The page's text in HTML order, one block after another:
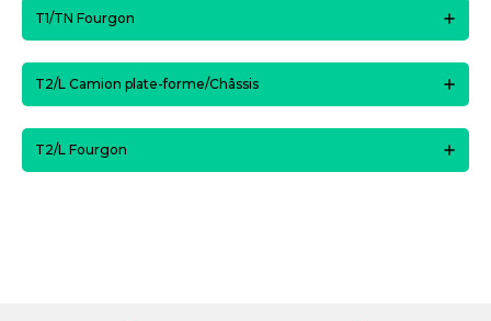
T1/TN Fourgon
T2/L Camion plate-forme/Châssis
T2/L Fourgon